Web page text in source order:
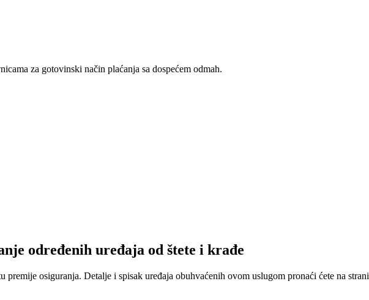
za gotovinski način plaćanja sa dospećem odmah.
određenih uređaja od štete i krađe
premije osiguranja. Detalje i spisak uređaja obuhvaćenih ovom uslugom pronaći ćete na strani